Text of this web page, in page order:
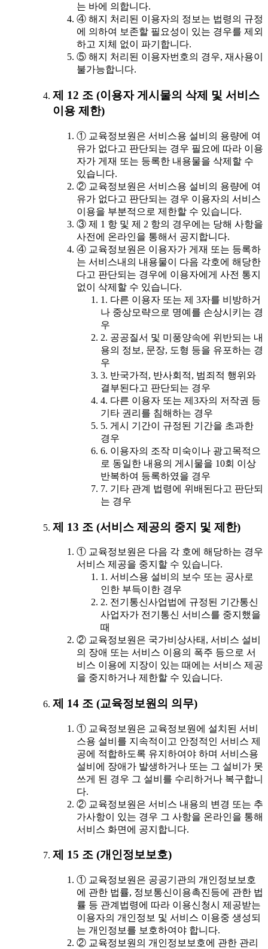
는 바에 의합니다.
④ 해지 처리된 이용자의 정보는 법령의 규정
에 의하여 보존할 필요성이 있는 경우를 제외
하고 지체 없이 파기합니다.
⑤ 해지 처리된 이용자번호의 경우, 재사용이
불가능합니다.
제 12 조 (이용자 게시물의 삭제 및 서비스
이용 제한)
① 교육정보원은 서비스용 설비의 용량에 여
유가 없다고 판단되는 경우 필요에 따라 이용
자가 게재 또는 등록한 내용물을 삭제할 수
있습니다.
② 교육정보원은 서비스용 설비의 용량에 여
유가 없다고 판단되는 경우 이용자의 서비스
이용을 부분적으로 제한할 수 있습니다.
③ 제 1 항 및 제 2 항의 경우에는 당해 사항을
사전에 온라인을 통해서 공지합니다.
④ 교육정보원은 이용자가 게재 또는 등록하
는 서비스내의 내용물이 다음 각호에 해당한
다고 판단되는 경우에 이용자에게 사전 통지
없이 삭제할 수 있습니다.
1. 다른 이용자 또는 제 3자를 비방하거
나 중상모략으로 명예를 손상시키는 경
우
2. 공공질서 및 미풍양속에 위반되는 내
용의 정보, 문장, 도형 등을 유포하는 경
우
3. 반국가적, 반사회적, 범죄적 행위와
결부된다고 판단되는 경우
4. 다른 이용자 또는 제3자의 저작권 등
기타 권리를 침해하는 경우
5. 게시 기간이 규정된 기간을 초과한
경우
6. 이용자의 조작 미숙이나 광고목적으
로 동일한 내용의 게시물을 10회 이상
반복하여 등록하였을 경우
7. 기타 관계 법령에 위배된다고 판단되
는 경우
제 13 조 (서비스 제공의 중지 및 제한)
① 교육정보원은 다음 각 호에 해당하는 경우
서비스 제공을 중지할 수 있습니다.
1. 서비스용 설비의 보수 또는 공사로
인한 부득이한 경우
2. 전기통신사업법에 규정된 기간통신
사업자가 전기통신 서비스를 중지했을
때
② 교육정보원은 국가비상사태, 서비스 설비
의 장애 또는 서비스 이용의 폭주 등으로 서
비스 이용에 지장이 있는 때에는 서비스 제공
을 중지하거나 제한할 수 있습니다.
제 14 조 (교육정보원의 의무)
① 교육정보원은 교육정보원에 설치된 서비
스용 설비를 지속적이고 안정적인 서비스 제
공에 적합하도록 유지하여야 하며 서비스용
설비에 장애가 발생하거나 또는 그 설비가 못
쓰게 된 경우 그 설비를 수리하거나 복구합니
다.
② 교육정보원은 서비스 내용의 변경 또는 추
가사항이 있는 경우 그 사항을 온라인을 통해
서비스 화면에 공지합니다.
제 15 조 (개인정보보호)
① 교육정보원은 공공기관의 개인정보보호
에 관한 법률, 정보통신이용촉진등에 관한 법
률 등 관계법령에 따라 이용신청시 제공받는
이용자의 개인정보 및 서비스 이용중 생성되
는 개인정보를 보호하여야 합니다.
② 교육정보원의 개인정보보호에 관한 관리